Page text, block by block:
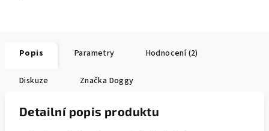
Popis Parametry Hodnocení (2)
Diskuze Značka Doggy
Detailní popis produktu